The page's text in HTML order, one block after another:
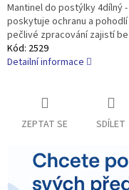
Mantinel do postýlky 4dílný
poskytuje ochranu a
pečlivé zpracování zajistí
Kód: 2529
Detailní informace
ZEPTAT SE SDÍLET